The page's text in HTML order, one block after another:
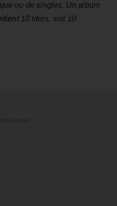
ou de singles. Un album
10 titres, soit 10